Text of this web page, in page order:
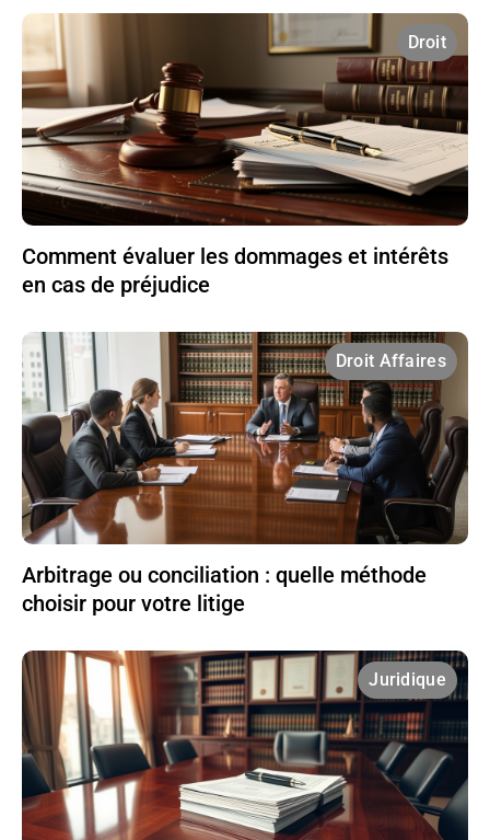
Droit
Comment évaluer les dommages et intérêts
en cas de préjudice
Droit Affaires
Arbitrage ou conciliation : quelle méthode
choisir pour votre litige
Juridique